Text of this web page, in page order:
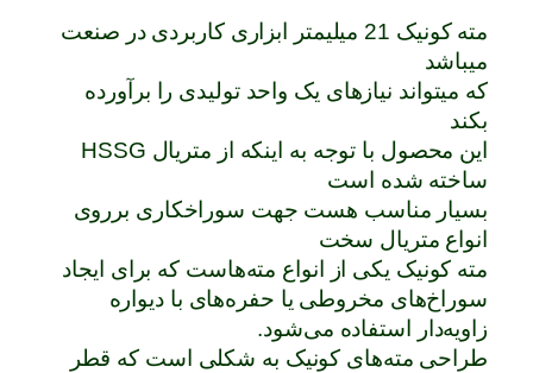
مته کونیک 21 میلیمتر ابزاری کاربردی در صنعت
میباشد
که میتواند نیازهای یک واحد تولیدی را برآورده
بکند
این محصول با توجه به اینکه از متریال HSSG
ساخته شده است
بسیار مناسب هست جهت سوراخکاری برروی
انواع متریال سخت
مته کونیک یکی از انواع مته‌هاست که برای ایجاد
سوراخ‌های مخروطی یا حفره‌های با دیواره
زاویه‌دار استفاده می‌شود.
طراحی مته‌های کونیک به شکلی است که قطر